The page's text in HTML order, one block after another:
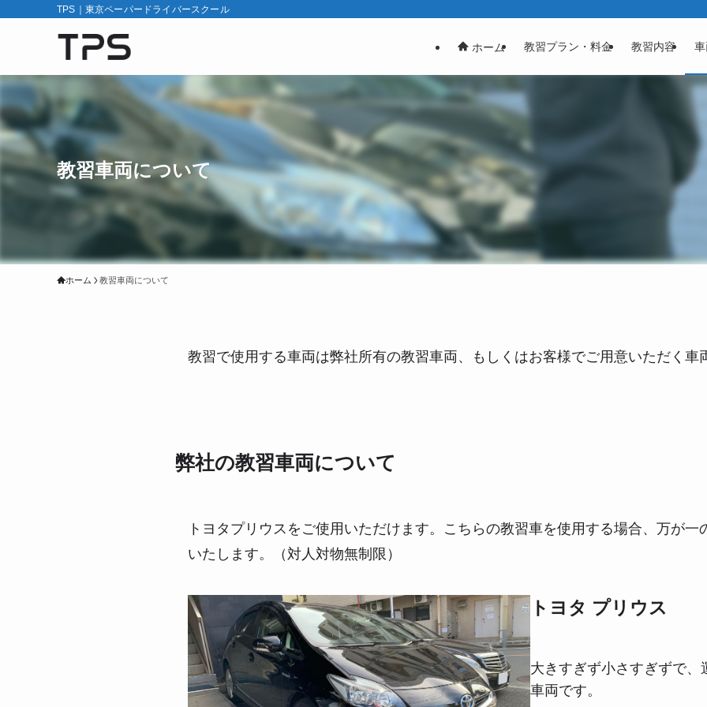
TPS｜東京ペーパードライバースクール
ホーム 教習プラン・料金 教習内容
教習車両について
ホーム 教習車両について
教習で使用する車両は弊社所有の教習車両、もしくはお客様でご用意いただく車
弊社の教習車両について
トヨタプリウスをご使用いただけます。こちらの教習車を使用する場合、万が
いたします。（対人対物無制限）
トヨタ プリウス
大きすぎず小さすぎずで
車両です。